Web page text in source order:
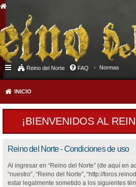
Reino del Norte FAQ Normas
INICIO
¡BIENVENIDOS AL
Reino del Norte - Condiciones de uso
Al ingresar en “Reino del Norte” (de aquí en
“nuestro”, “Reino del Norte”, “http://
estar legalmente sometido a los siguientes